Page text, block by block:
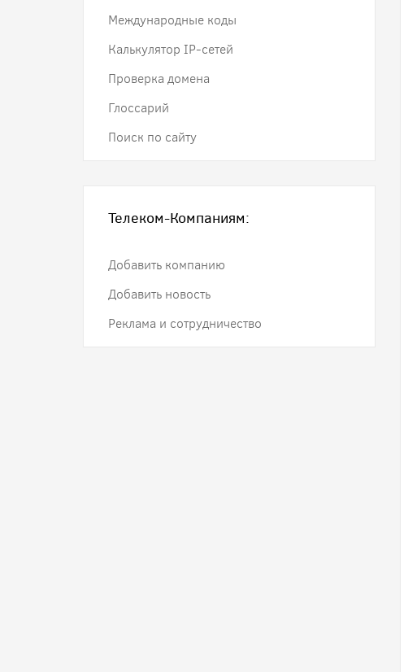
Международные коды
Калькулятор IP-сетей
Проверка домена
Глоссарий
Поиск по сайту
Телеком-Компаниям:
Добавить компанию
Добавить новость
Реклама и сотрудничество